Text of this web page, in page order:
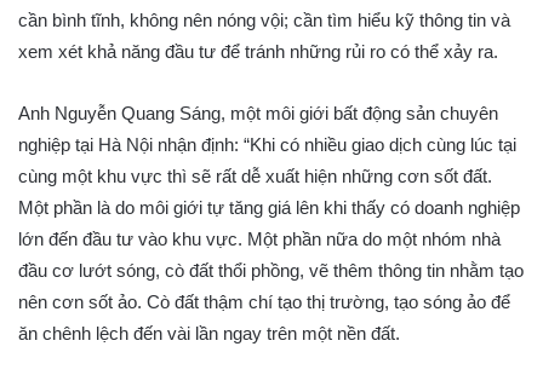
cần bình tĩnh, không nên nóng vội; cần tìm hiểu kỹ thông tin và
xem xét khả năng đầu tư để tránh những rủi ro có thể xảy ra.
Anh Nguyễn Quang Sáng, một môi giới bất động sản chuyên
nghiệp tại Hà Nội nhận định: “Khi có nhiều giao dịch cùng lúc tại
cùng một khu vực thì sẽ rất dễ xuất hiện những cơn sốt đất.
Một phần là do môi giới tự tăng giá lên khi thấy có doanh nghiệp
lớn đến đầu tư vào khu vực. Một phần nữa do một nhóm nhà
đầu cơ lướt sóng, cò đất thổi phồng, vẽ thêm thông tin nhằm tạo
nên cơn sốt ảo. Cò đất thậm chí tạo thị trường, tạo sóng ảo để
ăn chênh lệch đến vài lần ngay trên một nền đất.